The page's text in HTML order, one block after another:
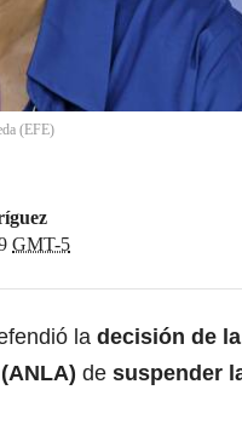
(EFE)
GMT-5
la decisión de la
de suspender